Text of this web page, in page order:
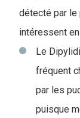
détecté par le
intéressent
Le
fréquent
par les
puisque